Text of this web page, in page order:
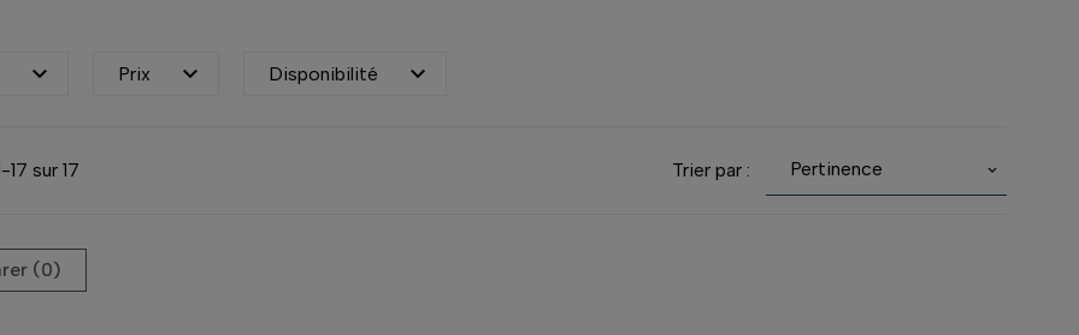
 Prix  Disponibilité 
sur 17 Trier par : Pertinence 
(0)‎